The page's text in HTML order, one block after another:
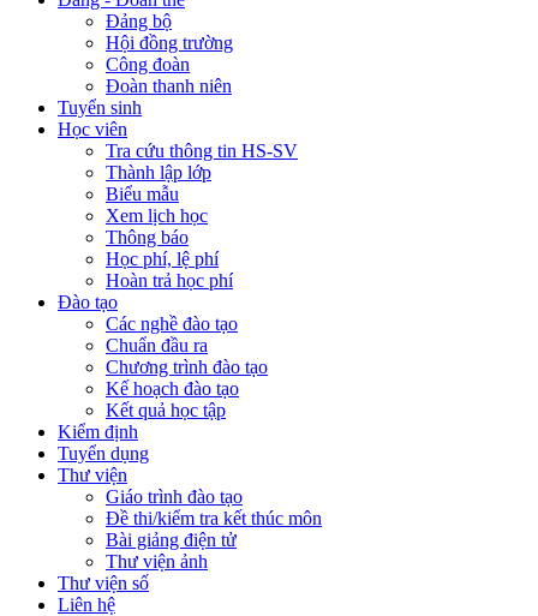
Đảng bộ
Hội đồng trường
Công đoàn
Đoàn thanh niên
Tuyển sinh
Học viên
Tra cứu thông tin HS-SV
Thành lập lớp
Biểu mẫu
Xem lịch học
Thông báo
Học phí, lệ phí
Hoàn trả học phí
Đào tạo
Các nghề đào tạo
Chuẩn đầu ra
Chương trình đào tạo
Kế hoạch đào tạo
Kết quả học tập
Kiểm định
Tuyển dụng
Thư viện
Giáo trình đào tạo
Đề thi/kiểm tra kết thúc môn
Bài giảng điện tử
Thư viện ảnh
Thư viện số
Liên hệ